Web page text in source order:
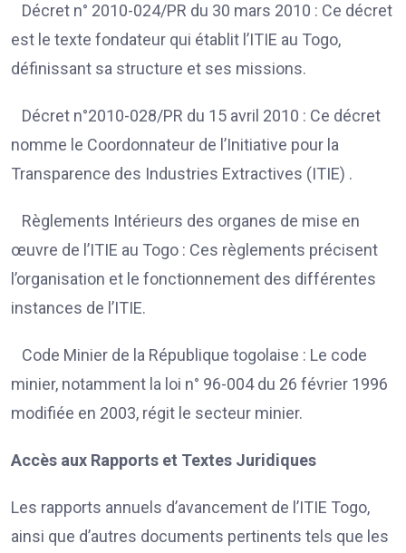
Décret n° 2010-024/PR du 30 mars 2010 : Ce décret
est le texte fondateur qui établit l’ITIE au Togo,
définissant sa structure et ses missions.
Décret n°2010-028/PR du 15 avril 2010 : Ce décret
nomme le Coordonnateur de l’Initiative pour la
Transparence des Industries Extractives (ITIE) .
Règlements Intérieurs des organes de mise en
œuvre de l’ITIE au Togo : Ces règlements précisent
l’organisation et le fonctionnement des différentes
instances de l’ITIE.
Code Minier de la République togolaise : Le code
minier, notamment la loi n° 96-004 du 26 février 1996
modifiée en 2003, régit le secteur minier.
Accès aux Rapports et Textes Juridiques
Les rapports annuels d’avancement de l’ITIE Togo,
ainsi que d’autres documents pertinents tels que les